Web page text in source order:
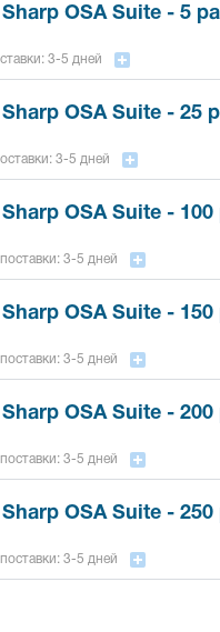
OSA Suite - 5
3-5 дней
OSA Suite - 25
3-5 дней
OSA Suite -
3-5 дней
OSA Suite -
3-5 дней
OSA Suite -
3-5 дней
OSA Suite -
3-5 дней